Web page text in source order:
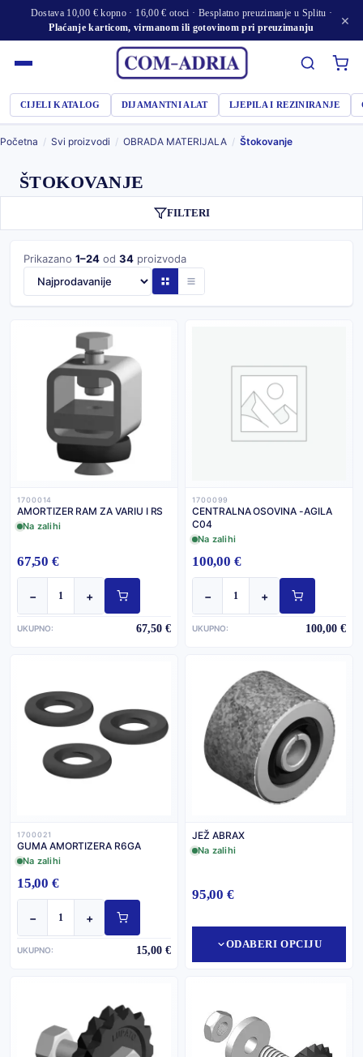
Dostava 10,00 € kopno · 16,00 € otoci · Besplatno preuzimanje u Splitu ·
Plaćanje karticom, virmanom ili gotovinom pri preuzimanju
×
CIJELI KATALOG DIJAMANTNI ALAT LJEPILA I REZINIRANJE
Početna / Svi proizvodi / OBRADA MATERIJALA / Štokovanje
ŠTOKOVANJE
FILTERI
Prikazano 1–24 od 34 proizvoda
1700014
AMORTIZER RAM ZA VARIU I RS
Na zalihi
67,50 €
− +
UKUPNO: 67,50 €
1700099
CENTRALNA OSOVINA -AGILA
C04
Na zalihi
100,00 €
− +
UKUPNO: 100,00 €
1700021
GUMA AMORTIZERA R6GA
Na zalihi
15,00 €
− +
UKUPNO: 15,00 €
JEŽ ABRAX
Na zalihi
95,00 €
ODABERI OPCIJU